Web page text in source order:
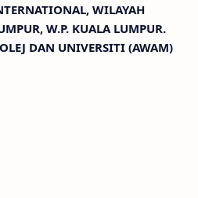
WILAYAH
W.P. KUALA LUMPUR.
DAN UNIVERSITI (AWAM)